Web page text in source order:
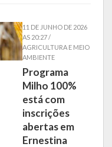
11 DE JUNHO DE 2026
AS 20:27 /
AGRICULTURA E MEIO
AMBIENTE
Programa
Milho 100%
está com
inscrições
abertas em
Ernestina